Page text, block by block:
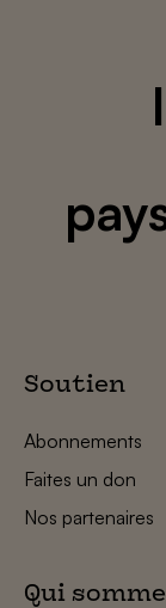
Soutien
Abonnements
Faites un don
Nos partenaires
Qui